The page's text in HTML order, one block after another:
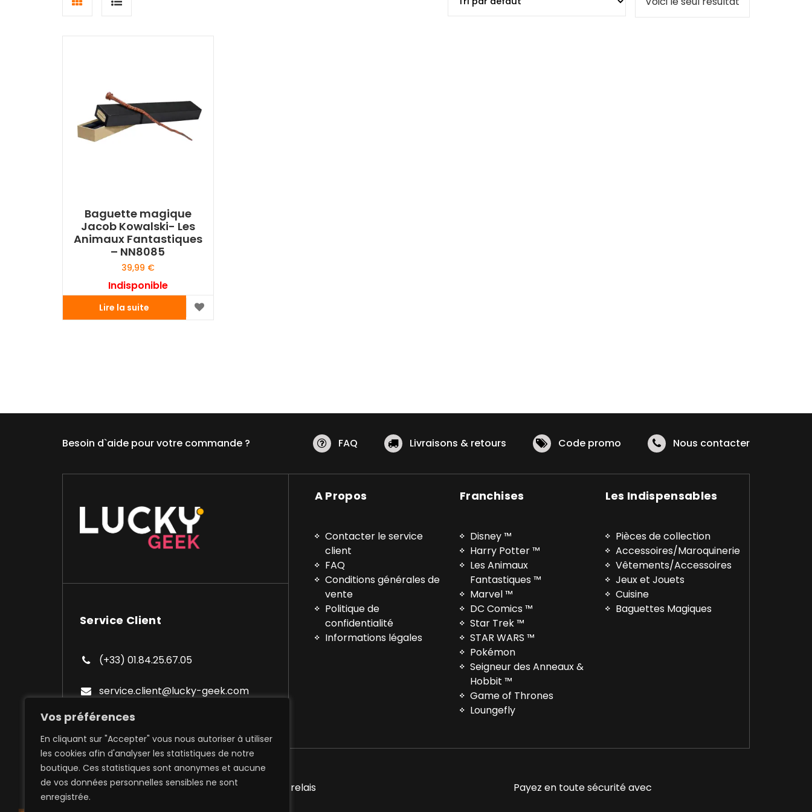
Vos préférences
En cliquant sur "Accepter" vous nous autoriser à utiliser
les cookies afin d'analyser les statistiques de notre
boutique. Ces statistiques sont anonymes et aucune
de vos données personnelles sensibles ne sont
enregistrée.
Baguette magique
Jacob Kowalski- Les
Animaux Fantastiques
– NN8085
39,99 €
Indisponible
Lire la suite
Besoin d`aide pour votre commande ? FAQ Livraisons & retours Code promo Nous contacter
Service Client
(+33) 01.84.25.67.05
service.client@lucky-geek.com
A Propos
Contacter le service
client
FAQ
Conditions générales de
vente
Politique de
confidentialité
Informations légales
Franchises
Disney ™
Harry Potter ™
Les Animaux
Fantastiques ™
Marvel ™
DC Comics ™
Star Trek ™
STAR WARS ™
Pokémon
Seigneur des Anneaux &
Hobbit ™
Game of Thrones
Loungefly
Les Indispensables
Pièces de collection
Accessoires/Maroquinerie
Vêtements/Accessoires
Jeux et Jouets
Cuisine
Baguettes Magiques
Expédition à domicile et points relais Payez en toute sécurité avec